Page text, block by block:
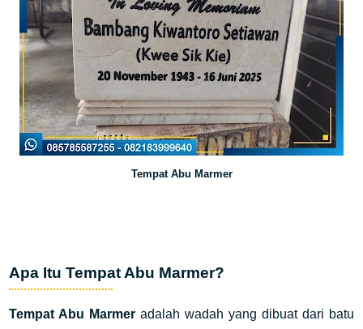
Tempat Abu Marmer
Apa Itu Tempat Abu Marmer?
Tempat Abu Marmer adalah wadah yang dibuat dari batu